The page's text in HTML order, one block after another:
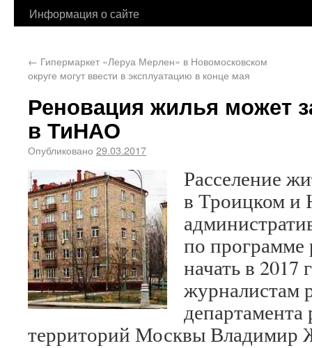
Информация о сайте
← Гипермаркет «Леруа Мерлен» в Новомосковском
округе могут ввести в эксплуатацию в конце мая
Реновация жилья может
в ТиНАО
Опубликовано 29.03.2017
Расселение
в Троицком и
по
начать в 2017
журналистам
территорий Москвы Владимир